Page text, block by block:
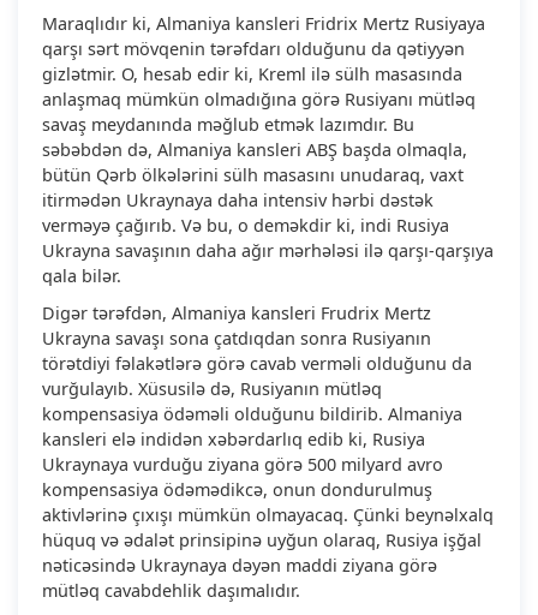
Maraqlıdır ki, Almaniya kansleri Fridrix Mertz Rusiyaya
qarşı sərt mövqenin tərəfdarı olduğunu da qətiyyən
gizlətmir. O, hesab edir ki, Kreml ilə sülh masasında
anlaşmaq mümkün olmadığına görə Rusiyanı mütləq
savaş meydanında məğlub etmək lazımdır. Bu
səbəbdən də, Almaniya kansleri ABŞ başda olmaqla,
bütün Qərb ölkələrini sülh masasını unudaraq, vaxt
itirmədən Ukraynaya daha intensiv hərbi dəstək
verməyə çağırıb. Və bu, o deməkdir ki, indi Rusiya
Ukrayna savaşının daha ağır mərhələsi ilə qarşı-qarşıya
qala bilər.
Digər tərəfdən, Almaniya kansleri Frudrix Mertz
Ukrayna savaşı sona çatdıqdan sonra Rusiyanın
törətdiyi fəlakətlərə görə cavab verməli olduğunu da
vurğulayıb. Xüsusilə də, Rusiyanın mütləq
kompensasiya ödəməli olduğunu bildirib. Almaniya
kansleri elə indidən xəbərdarlıq edib ki, Rusiya
Ukraynaya vurduğu ziyana görə 500 milyard avro
kompensasiya ödəmədikcə, onun dondurulmuş
aktivlərinə çıxışı mümkün olmayacaq. Çünki beynəlxalq
hüquq və ədalət prinsipinə uyğun olaraq, Rusiya işğal
nəticəsində Ukraynaya dəyən maddi ziyana görə
mütləq cavabdehlik daşımalıdır.